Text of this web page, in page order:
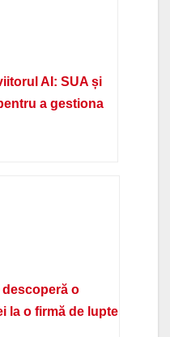
AI: SUA și
a gestiona
o
la o firmă de lupte